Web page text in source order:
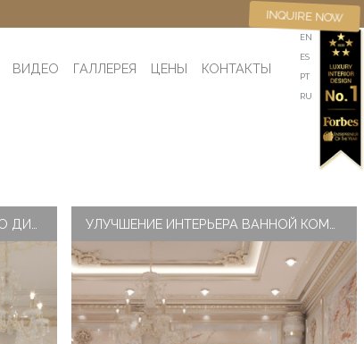
ВИДЕО ГАЛЛЕРЕЯ ЦЕНЫ КОНТАКТЫ
EN
ES
PT
RU
INQUIRE NOW